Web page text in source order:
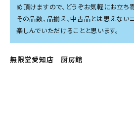
め頂けますので、どうぞお気軽にお立ち
その品数、品揃え、中古品とは思えない
楽しんでいただけることと思います。
無限堂愛知店 厨房館